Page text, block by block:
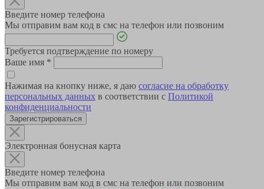
Введите номер телефона
Мы отправим вам код в смс на телефон или позвоним
Требуется подтверждение по номеру
Ваше имя *
Нажимая на кнопку ниже, я даю согласие на обработку
персональных данных в соответствии с Политикой
конфиденциальности
Зарегистрироваться
Электронная бонусная карта
Введите номер телефона
Мы отправим вам код в смс на телефон или позвоним